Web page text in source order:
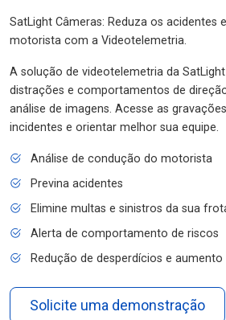
SatLight Câmeras: Reduza os acidentes
motorista com a Videotelemetria.
A solução de videotelemetria da
distrações e comportamentos de
análise de imagens. Acesse as
incidentes e orientar melhor sua equipe.
Análise de condução do motorista
Previna acidentes
Elimine multas e sinistros da sua
Alerta de comportamento de riscos
Redução de desperdícios e
Solicite uma demonstração